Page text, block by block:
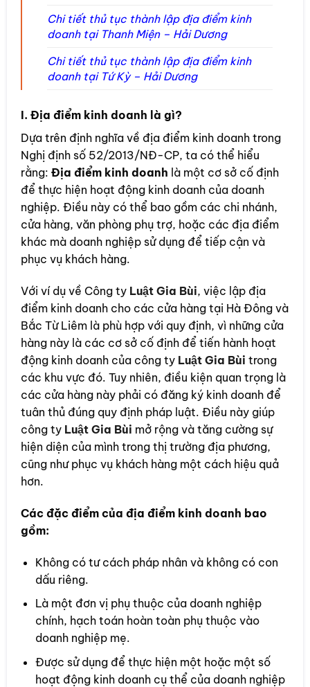
Chi tiết thủ tục thành lập địa điểm kinh
doanh tại Thanh Miện – Hải Dương
Chi tiết thủ tục thành lập địa điểm kinh
doanh tại Tứ Kỳ – Hải Dương
I. Địa điểm kinh doanh là gì?
Dựa trên định nghĩa về địa điểm kinh doanh trong
Nghị định số 52/2013/NĐ-CP, ta có thể hiểu
rằng: Địa điểm kinh doanh là một cơ sở cố định
để thực hiện hoạt động kinh doanh của doanh
nghiệp. Điều này có thể bao gồm các chi nhánh,
cửa hàng, văn phòng phụ trợ, hoặc các địa điểm
khác mà doanh nghiệp sử dụng để tiếp cận và
phục vụ khách hàng.
Với ví dụ về Công ty Luật Gia Bùi, việc lập địa
điểm kinh doanh cho các cửa hàng tại Hà Đông và
Bắc Từ Liêm là phù hợp với quy định, vì những cửa
hàng này là các cơ sở cố định để tiến hành hoạt
động kinh doanh của công ty Luật Gia Bùi trong
các khu vực đó. Tuy nhiên, điều kiện quan trọng là
các cửa hàng này phải có đăng ký kinh doanh để
tuân thủ đúng quy định pháp luật. Điều này giúp
công ty Luật Gia Bùi mở rộng và tăng cường sự
hiện diện của mình trong thị trường địa phương,
cũng như phục vụ khách hàng một cách hiệu quả
hơn.
Các đặc điểm của địa điểm kinh doanh bao
gồm:
Không có tư cách pháp nhân và không có con
dấu riêng.
Là một đơn vị phụ thuộc của doanh nghiệp
chính, hạch toán hoàn toàn phụ thuộc vào
doanh nghiệp mẹ.
Được sử dụng để thực hiện một hoặc một số
hoạt động kinh doanh cụ thể của doanh nghiệp